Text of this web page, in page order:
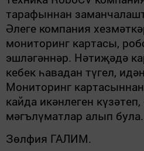
тарафыннан
Әлеге компания
мониторинг картасы,
эшләгәннәр. Нәтиҗәдә
кебек һавадан түгел,
Мониторинг
кайда икәнлеген
мәгълүматлар алып була.
Зөлфия ГАЛИМ.